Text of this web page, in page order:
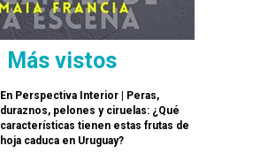
Más vistos
En Perspectiva Interior | Peras,
duraznos, pelones y ciruelas: ¿Qué
características tienen estas frutas de
hoja caduca en Uruguay?